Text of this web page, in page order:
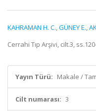
KAHRAMAN H. C.,GÜNEY E.,
Cerrahi Tıp Arşivi, cilt.3,
Yayın Türü: Makale /
Cilt numarası: 3